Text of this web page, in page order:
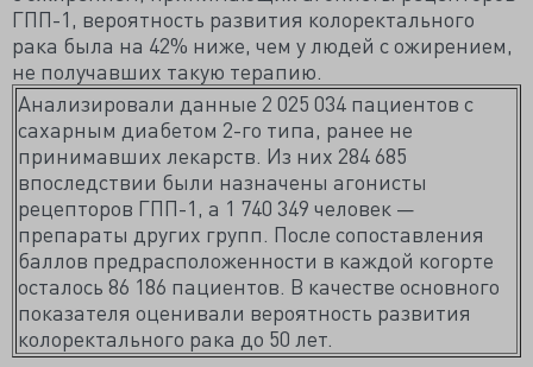
ГПП-1, вероятность развития колоректального
рака была на 42% ниже, чем у людей с ожирением,
не получавших такую терапию.
Анализировали данные 2 025 034 пациентов с
сахарным диабетом 2-го типа, ранее не
принимавших лекарств. Из них 284 685
впоследствии были назначены агонисты
рецепторов ГПП-1, а 1 740 349 человек —
препараты других групп. После сопоставления
баллов предрасположенности в каждой когорте
осталось 86 186 пациентов. В качестве основного
показателя оценивали вероятность развития
колоректального рака до 50 лет.